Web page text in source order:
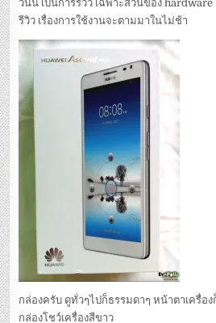
วันนี้ เป็นการรีวิว เฉพาะส่วนของ
รีวิว เรื่องการใช้งานจะตามมาในไม่ช้า
กล่องครับ ดูทั่วๆไปก็ธรรมดาๆ หน้าตาเครื่อ
กล่องโชว์เครื่องสีขาว